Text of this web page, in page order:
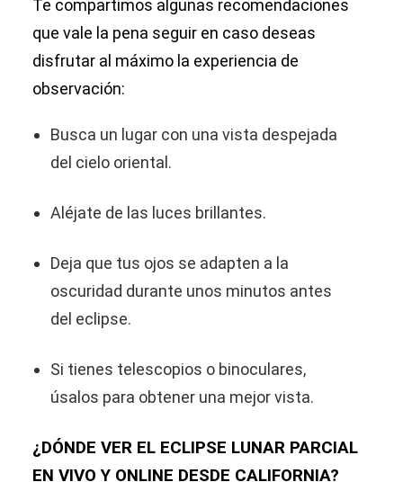
Te compartimos algunas recomendaciones
que vale la pena seguir en caso deseas
disfrutar al máximo la experiencia de
observación:
Busca un lugar con una vista despejada
del cielo oriental.
Aléjate de las luces brillantes.
Deja que tus ojos se adapten a la
oscuridad durante unos minutos antes
del eclipse.
Si tienes telescopios o binoculares,
úsalos para obtener una mejor vista.
¿DÓNDE VER EL ECLIPSE LUNAR PARCIAL
EN VIVO Y ONLINE DESDE CALIFORNIA?